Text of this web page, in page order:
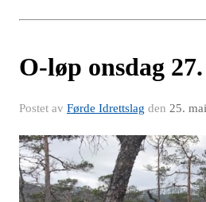
O-løp onsdag
Postet av Førde Idrettslag den 25.